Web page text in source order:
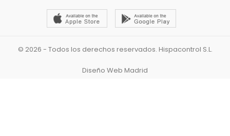
© 2026 - Todos los derechos reservados. Hispacontrol S.L.
Diseño Web Madrid